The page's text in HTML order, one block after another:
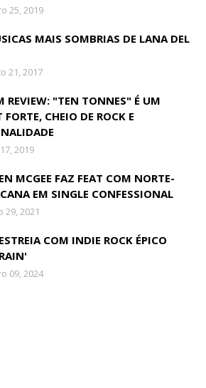
25, 2019
MAIS SOMBRIAS DE LANA DEL
21, 2017
REVIEW: "TEN TONNES" É UM
FORTE, CHEIO DE ROCK E
2019
MCGEE FAZ FEAT COM NORTE-
EM SINGLE CONFESSIONAL
29, 2021
COM INDIE ROCK ÉPICO
09, 2024